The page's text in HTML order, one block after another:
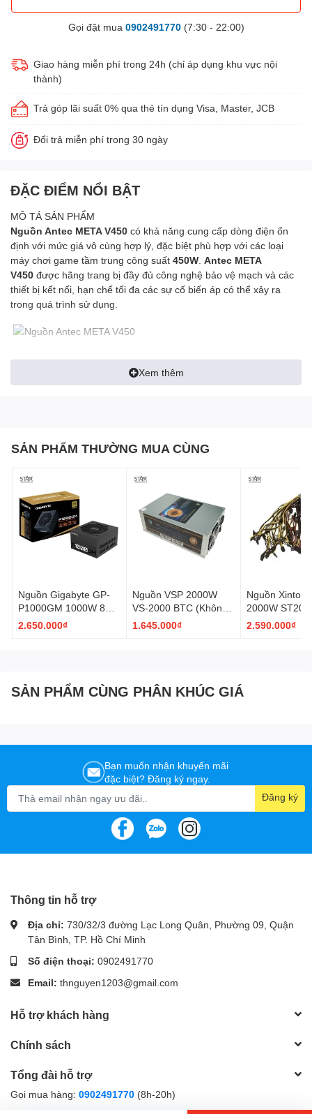
Gọi đặt mua 0902491770(7:30 - 22:00)
Giao hàng miễn phí trong 24h (chỉ áp dụng khu vực nội
thành)
Trả góp lãi suất 0% qua thẻ tín dụng Visa, Master, JCB
Đổi trả miễn phí trong 30 ngày
ĐẶC ĐIỂM NỔI BẬT
MÔ TẢ SẢN PHẨM
Nguồn Antec META V450 có khả năng cung cấp dòng điện ổn
định với mức giá vô cùng hợp lý, đặc biệt phù hợp với các loại
máy chơi game tầm trung công suất 450W Antec META
V450 được hãng trang bị đầy đủ công nghệ bảo vệ mạch và các
thiết bị kết nối, hạn chế tối đa các sự cố biến áp có thể xảy ra
trong quá trình sử dụng.
Hệ thống làm mát hiệu quả
Nguồn Antec META V450được thiết kế một quạt làm mát có
suất và tuổi thọ cho thiết bị.
Khả năng tương thích
Nguồn Antec META V450phù họp với hệ thống máy tính cấu
hình văn phòng, cấu hình game net dùng VGA GTX1060, GTX
Xem thêm
SẢN PHẨM THƯỜNG MUA CÙNG
Nguồn Gigabyte GP-
P1000GM 1000W 80
Plus Gold Full Modular
2.650.000₫
Nguồn VSP 2000W
VS-2000 BTC (Không
Box)
1.645.000₫
Nguồn
2000W
90 Plus Gold
2.590.000₫
SẢN PHẨM CÙNG PHÂN KHÚC GIÁ
Bạn muốn nhận khuyến mãi
đặc biệt? Đăng ký ngay.
Đăng ký
Thông tin hỗ trợ
Địa chỉ: 730/32/3 đường Lạc Long Quân, Phường 09, Quận
Tân Bình, TP. Hồ Chí Minh
Số điện thoại: 0902491770
Email: thnguyen1203@gmail.com
Hỗ trợ khách hàng
Chính sách
Tổng đài hỗ trợ
Gọi mua hàng: 0902491770 (8h-20h)